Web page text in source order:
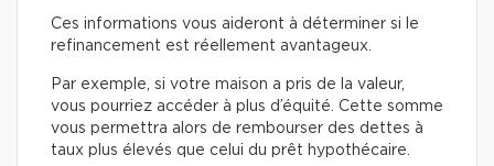
Ces informations vous aideront à déterminer si le
refinancement est réellement avantageux.
Par exemple, si votre maison a pris de la valeur,
vous pourriez accéder à plus d’équité. Cette somme
vous permettra alors de rembourser des dettes à
taux plus élevés que celui du prêt hypothécaire.